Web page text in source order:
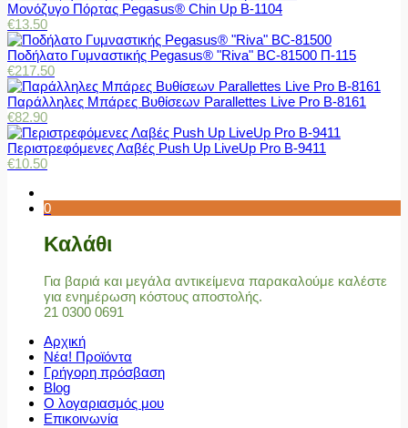
Μονόζυγο Πόρτας Pegasus® Chin Up Β-1104
€13.50
Ποδήλατο Γυμναστικής Pegasus® "Riva" BC-81500 Π-115
€217.50
Παράλληλες Μπάρες Βυθίσεων Parallettes Live Pro Β-8161
€82.90
Περιστρεφόμενες Λαβές Push Up LiveUp Pro Β-9411
€10.50
0
Καλάθι
Για βαριά και μεγάλα αντικείμενα παρακαλούμε καλέστε
για ενημέρωση κόστους αποστολής.
21 0300 0691
Αρχική
Νέα! Προϊόντα
Γρήγορη πρόσβαση
Blog
Ο λογαριασμός μου
Επικοινωνία